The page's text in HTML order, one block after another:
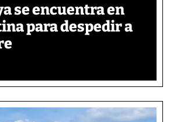
se encuentra en
para despedir a